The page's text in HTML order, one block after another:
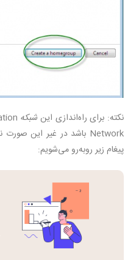
نکته: برای راه‌اندازی این شبکه
پیغام زیر روبه‌رو می‌شویم: